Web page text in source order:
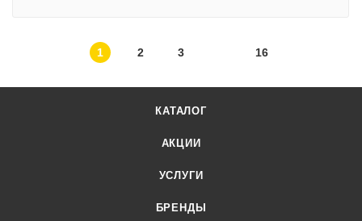
1 2 3 16
КАТАЛОГ
АКЦИИ
УСЛУГИ
БРЕНДЫ